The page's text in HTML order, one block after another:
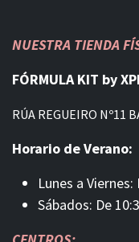
NUESTRA TIENDA
FÓRMULA KIT by
RÚA REGUEIRO Nº11
Horario de Verano:
Lunes a
Sábados: De